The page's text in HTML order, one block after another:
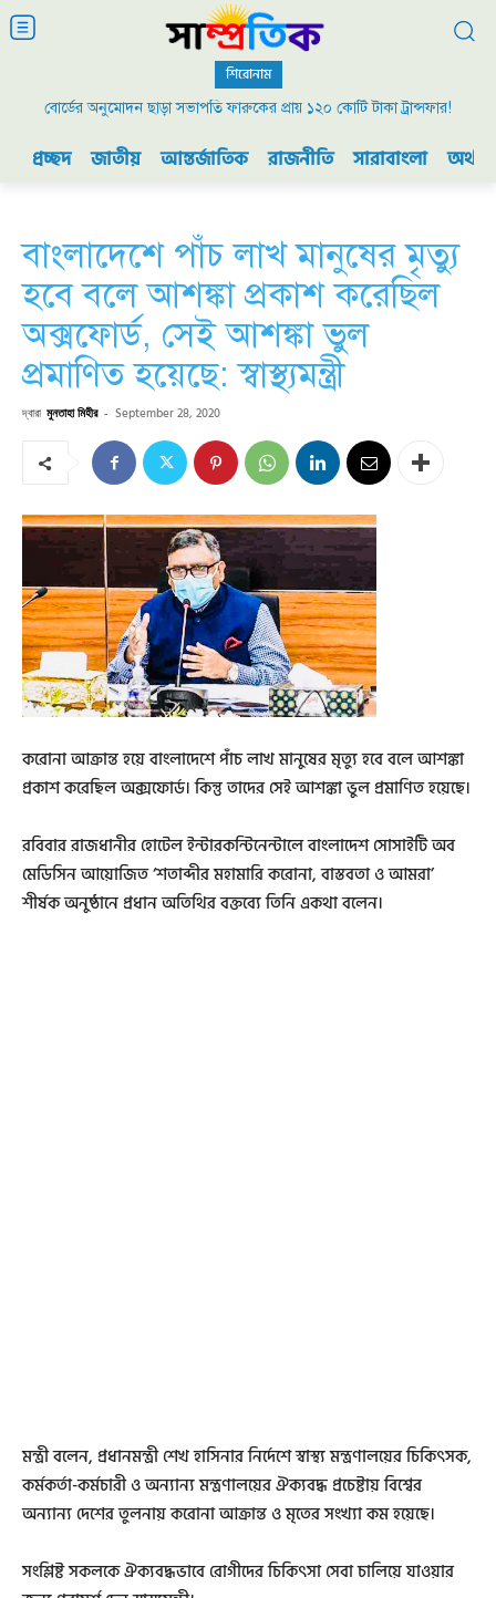
শিরোনাম
বোর্ডের অনুমোদন ছাড়া সভাপতি ফারুকের প্রায় ১২০ কোটি টাকা ট্রান্সফার!
প্রচ্ছদ জাতীয় আন্তর্জাতিক রাজনীতি সারাবাংলা
বাংলাদেশে পাঁচ লাখ মানুষের মৃত্যু
হবে বলে আশঙ্কা প্রকাশ করেছিল
অক্সফোর্ড, সেই আশঙ্কা ভুল
প্রমাণিত হয়েছে: স্বাস্থ্যমন্ত্রী
দ্বারা মুনতাহা মিহীর - September 28, 2020
করোনা আক্রান্ত হয়ে বাংলাদেশে পাঁচ লাখ মানুষের মৃত্যু হবে বলে আশঙ্কা
প্রকাশ করেছিল অক্সফোর্ড। কিন্তু তাদের সেই আশঙ্কা ভুল প্রমাণিত হয়েছে।
রবিবার রাজধানীর হোটেল ইন্টারকন্টিনেন্টালে বাংলাদেশ সোসাইটি অব
মেডিসিন আয়োজিত ‘শতাব্দীর মহামারি করোনা, বাস্তবতা ও আমরা’
শীর্ষক অনুষ্ঠানে প্রধান অতিথির বক্তব্যে তিনি একথা বলেন।
মন্ত্রী বলেন, প্রধানমন্ত্রী শেখ হাসিনার নির্দেশে স্বাস্থ্য মন্ত্রণালয়ের চিকিৎসক,
কর্মকর্তা-কর্মচারী ও অন্যান্য মন্ত্রণালয়ের ঐক্যবদ্ধ প্রচেষ্টায় বিশ্বের
অন্যান্য দেশের তুলনায় করোনা আক্রান্ত ও মৃতের সংখ্যা কম হয়েছে।
সংশ্লিষ্ট সকলকে ঐক্যবদ্ধভাবে রোগীদের চিকিৎসা সেবা চালিয়ে যাওয়ার